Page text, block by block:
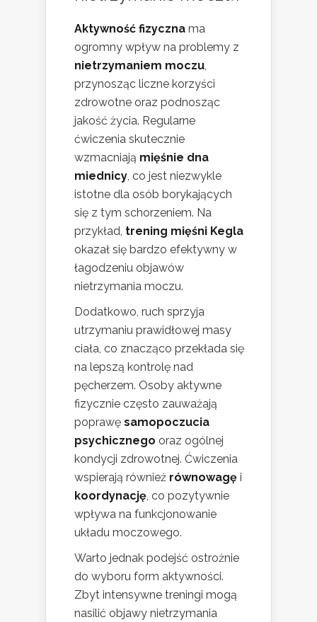
Aktywność fizyczna ma
ogromny wpływ na problemy z
nietrzymaniem moczu
przynosząc liczne korzyści
zdrowotne oraz podnosząc
jakość życia. Regularne
ćwiczenia skutecznie
wzmacniają mięśnie dna
miednicy , co jest niezwykle
istotne dla osób borykających
się z tym schorzeniem. Na
przykład, trening mięśni Kegla
okazał się bardzo efektywny w
łagodzeniu objawów
nietrzymania moczu.
Dodatkowo, ruch sprzyja
utrzymaniu prawidłowej masy
ciała, co znacząco przekłada się
na lepszą kontrolę nad
pęcherzem. Osoby aktywne
fizycznie często zauważają
poprawę samopoczucia
psychicznego oraz ogólnej
kondycji zdrowotnej. Ćwiczenia
wspierają również równowagę i
koordynację , co pozytywnie
wpływa na funkcjonowanie
układu moczowego.
Warto jednak podejść ostrożnie
do wyboru form aktywności.
Zbyt intensywne treningi mogą
nasilić objawy nietrzymania